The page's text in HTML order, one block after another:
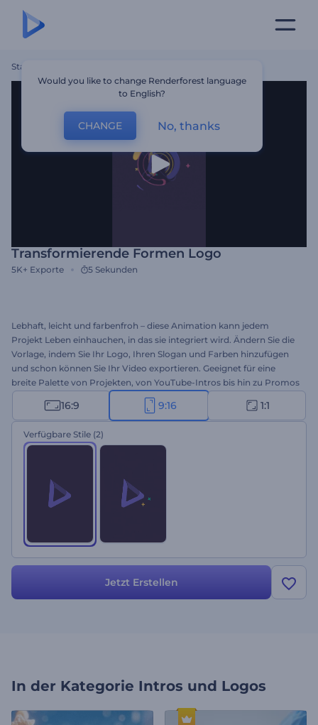
Startseite
Transformierende Formen Logo
5K+ Exporte 5 Sekunden
Lebhaft, leicht und farbenfroh – diese Animation kann jedem
Projekt Leben einhauchen, in das sie integriert wird. Ändern Sie die
Vorlage, indem Sie Ihr Logo, Ihren Slogan und Farben hinzufügen
und schon können Sie Ihr Video exportieren. Geeignet für eine
breite Palette von Projekten, von YouTube-Intros bis hin zu Promos
und Präsentationseröffnern. Probieren Sie diese schwungvollen
Formen einmal aus!
16:9 9:16 1:1
Verfügbare Stile (2)
Jetzt Erstellen
In der Kategorie Intros und Logos
Would you like to change Renderforest language
to English?
CHANGE No, thanks